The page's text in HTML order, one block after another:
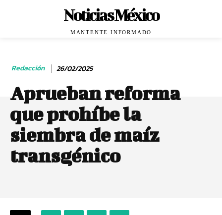
Noticias México
MANTENTE INFORMADO
Redacción 26/02/2025
Aprueban reforma
que prohíbe la
siembra de maíz
transgénico